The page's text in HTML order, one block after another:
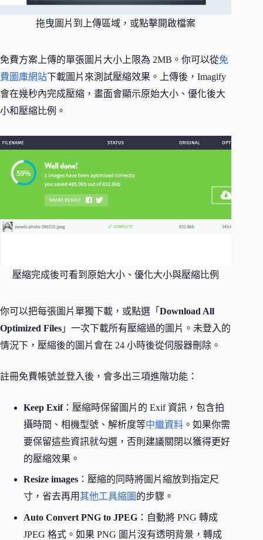
拖曳圖片到上傳區域，或點擊開啟檔案
免費方案上傳的單張圖片大小上限為 2MB。你可以從免
費圖庫網站下載圖片來測試壓縮效果。上傳後，Imagify
會在幾秒內完成壓縮，畫面會顯示原始大小、優化後大
小和壓縮比例。
壓縮完成後可看到原始大小、優化大小與壓縮比例
你可以把每張圖片單獨下載，或點選「 Download All
Optimized Files 」一次下載所有壓縮過的圖片。未登入的
情況下，壓縮後的圖片會在 24 小時後從伺服器刪除。
註冊免費帳號並登入後，會多出三項進階功能：
Keep Exif：壓縮時保留圖片的 Exif 資訊，包含拍
攝時間、相機型號、解析度等中繼資料 。如果你需
要保留這些資訊就勾選，否則建議關閉以獲得更好
的壓縮效果。
Resize images ：壓縮的同時將圖片縮放到指定尺
寸，省去再用其他工具縮圖 的步驟。
Auto Convert PNG to JPEG ：自動將 PNG 轉成
JPEG 格式。如果 PNG 圖片沒有透明背景，轉成